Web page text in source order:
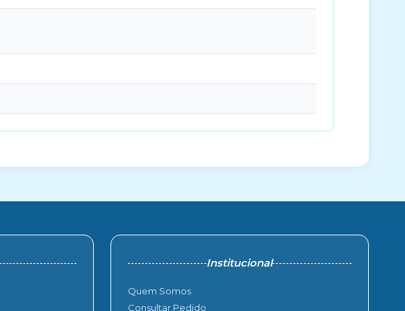
Institucional
Quem Somos
Consultar Pedido